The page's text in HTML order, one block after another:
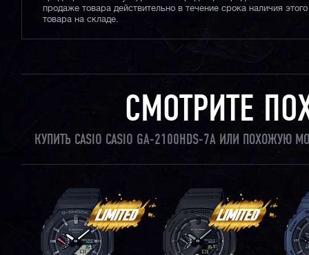
продаже товара действительно в течение срока наличия этого
товара на складе.
СМОТРИТЕ
КУПИТЬ CASIO CASIO GA-2100HDS-7A ИЛИ ПОХОЖУЮ